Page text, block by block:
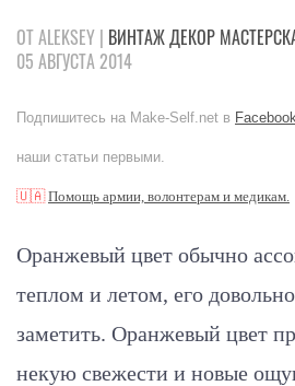
ОТ ALEKSEY | ВИНТАЖДЕКОР
05 АВГУСТА 2014
Подпишитесь на Make-Self.net в
наши статьи первыми.
🇺🇦Помощь армии, волонтерам и медикам.
Оранжевый цвет обычно
теплом и летом, его
заметить. Оранжевый цвет
некую свежести и новые